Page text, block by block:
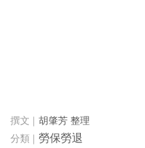
胡肇芳 整理
勞保勞退